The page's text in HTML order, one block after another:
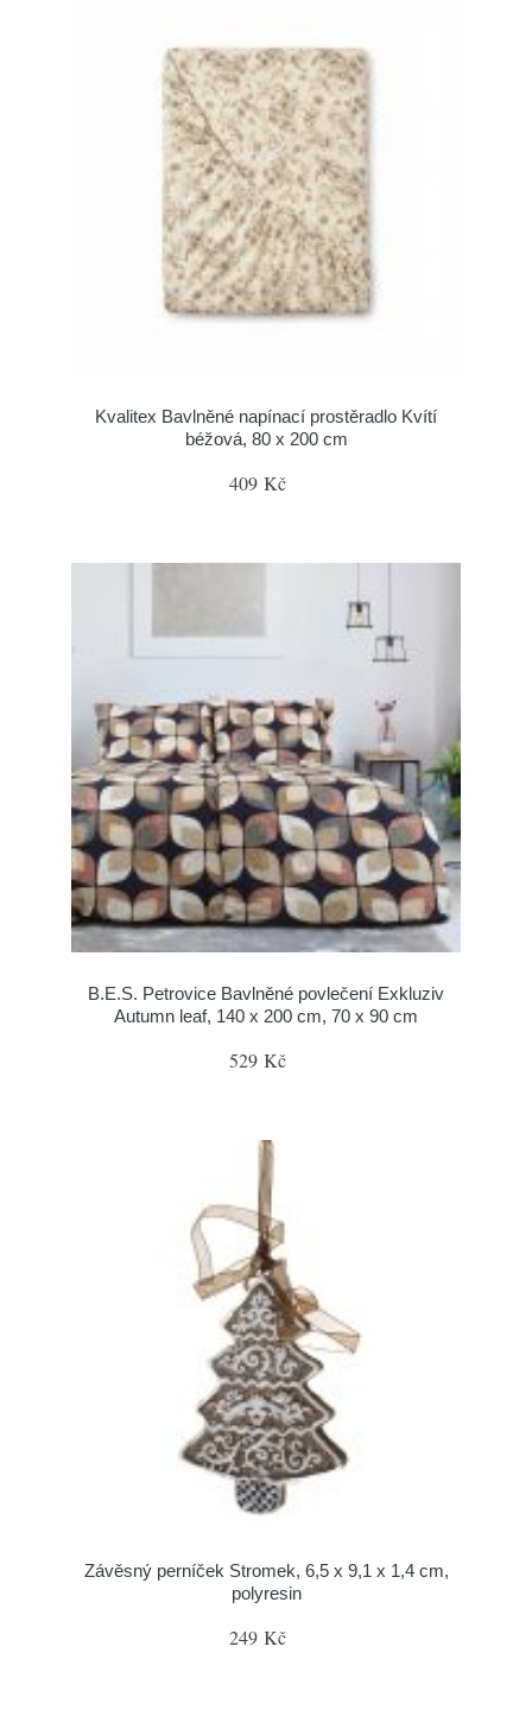
Kvalitex Bavlněné napínací prostěradlo Kvítí
béžová, 80 x 200 cm
409 Kč
B.E.S. Petrovice Bavlněné povlečení Exkluziv
Autumn leaf, 140 x 200 cm, 70 x 90 cm
529 Kč
Závěsný perníček Stromek, 6,5 x 9,1 x 1,4 cm,
polyresin
249 Kč